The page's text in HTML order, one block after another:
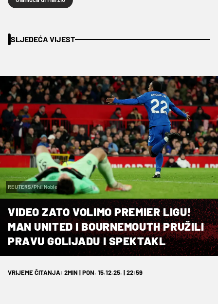
SLJEDEĆA VIJEST
REUTERS/Phil Noble
VIDEO ZATO VOLIMO PREMIER LIGU!
MAN UNITED I BOURNEMOUTH PRUŽILI
PRAVU GOLIJADU I SPEKTAKL
VRIJEME ČITANJA: 2MIN | PON. 15.12.25. | 22:59